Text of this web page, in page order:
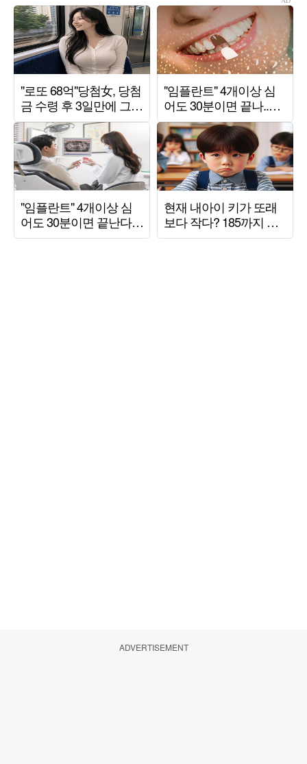
ADVERTISEMENT